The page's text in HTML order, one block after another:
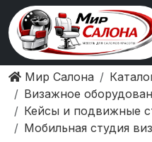
Мир Салона
Визажное
Кейсы и подвижные
Мобильная студия